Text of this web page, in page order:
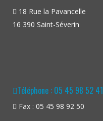
18 Rue la Pavancelle
16 390 Saint-Séverin
Téléphone : 05 45 98 52 41
Fax : 05 45 98 92 50